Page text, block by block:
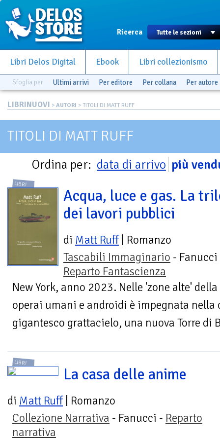
Ricerca
Libri Delos Digital Ebook Libri collezionismo
Sfoglia per Ultimi arrivi Per editore Per collana Per autore
LIBRINUOVI > AUTORI > TITOLI DI MATT RUFF
TITOLI DI MATT RUFF
Ordina per: data di arrivo più
LIBRI
Acqua, luce e gas. La
dei lavori pubblici
di Matt Ruff| Romanzo
Tascabili Immaginario - Fanucci
Reparto Fantascienza
New York, anno 2023. Nelle 'zone alte'
operai umani e androidi è impegnata nella
gigantesco grattacielo, una nuova Torre di
LIBRI
La casa delle anime
di Matt Ruff| Romanzo
Collezione Narrativa - Fanucci - Reparto
narrativa